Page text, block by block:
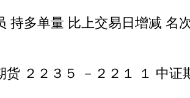
多单量 比上交易日增减 名
２２３５ －２２１ １ 中证